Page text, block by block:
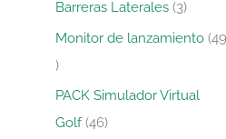
Barreras Laterales 3
Monitor de lanzamiento 49
PACK Simulador Virtual
Golf 46